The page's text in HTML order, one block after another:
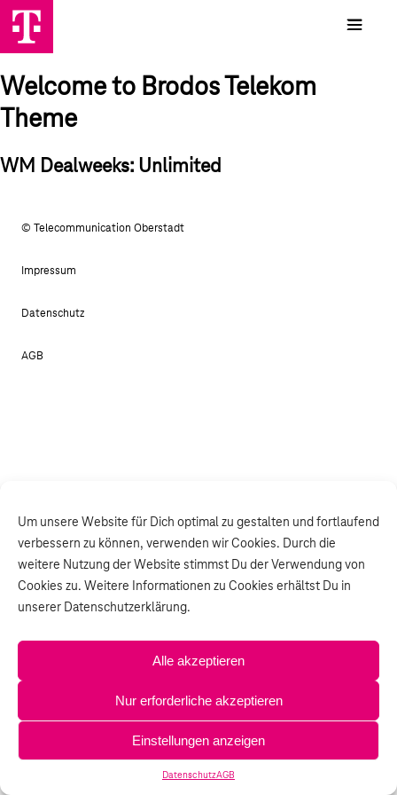
Um unsere Website für Dich optimal zu gestalten und fortlaufend
verbessern zu können, verwenden wir Cookies. Durch die
weitere Nutzung der Website stimmst Du der Verwendung von
Cookies zu. Weitere Informationen zu Cookies erhältst Du in
unserer Datenschutzerklärung.
Alle akzeptieren
Nur erforderliche akzeptieren
Einstellungen anzeigen
DatenschutzAGB
Welcome to Brodos Telekom
Theme
WM Dealweeks: Unlimited
© Telecommunication Oberstadt
Impressum
Datenschutz
AGB